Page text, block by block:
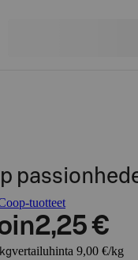
tuotteet
2,25 €
vertailuhinta 9,00 €/kg